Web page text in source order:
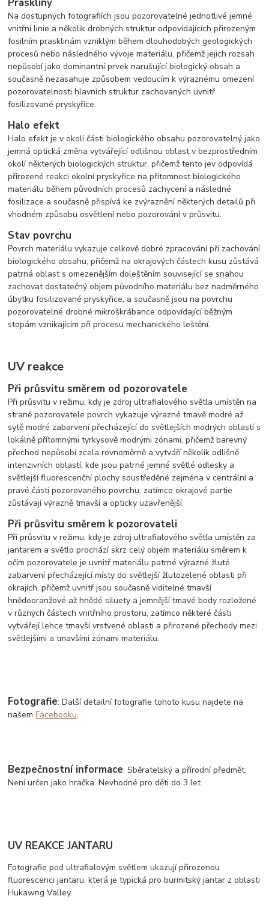
Na dostupných fotografiích jsou pozorovatelné jednotlivé jemné
vnitřní linie a několik drobných struktur odpovídajících přirozeným
fosilním prasklinám vzniklým během dlouhodobých geologických
procesů nebo následného vývoje materiálu, přičemž jejich rozsah
nepůsobí jako dominantní prvek narušující biologický obsah a
současně nezasahuje způsobem vedoucím k výraznému omezení
pozorovatelnosti hlavních struktur zachovaných uvnitř
fosilizované pryskyřice.
Halo efekt
Halo efekt je v okolí části biologického obsahu pozorovatelný jako
jemná optická změna vytvářející odlišnou oblast v bezprostředním
okolí některých biologických struktur, přičemž tento jev odpovídá
přirozené reakci okolní pryskyřice na přítomnost biologického
materiálu během původních procesů zachycení a následné
fosilizace a současně přispívá ke zvýraznění některých detailů při
vhodném způsobu osvětlení nebo pozorování v průsvitu.
Stav povrchu
Povrch materiálu vykazuje celkově dobré zpracování při zachování
biologického obsahu, přičemž na okrajových částech kusu zůstává
patrná oblast s omezenějším doleštěním související se snahou
zachovat dostatečný objem původního materiálu bez nadměrného
úbytku fosilizované pryskyřice, a současně jsou na povrchu
pozorovatelné drobné mikroškrábance odpovídající běžným
stopám vznikajícím při procesu mechanického leštění.
UV reakce
Při průsvitu směrem od pozorovatele
Při průsvitu v režimu, kdy je zdroj ultrafialového světla umístěn na
straně pozorovatele povrch vykazuje výrazné tmavě modré až
sytě modré zabarvení přecházející do světlejších modrých oblastí s
lokálně přítomnými tyrkysově modrými zónami, přičemž barevný
přechod nepůsobí zcela rovnoměrně a vytváří několik odlišně
intenzivních oblastí, kde jsou patrné jemné světlé odlesky a
světlejší fluorescenční plochy soustředěné zejména v centrální a
pravé části pozorovaného povrchu, zatímco okrajové partie
zůstávají výrazně tmavší a opticky uzavřenější.
Při průsvitu směrem k pozorovateli
Při průsvitu v režimu, kdy je zdroj ultrafialového světla umístěn za
jantarem a světlo prochází skrz celý objem materiálu směrem k
očím pozorovatele je uvnitř materiálu patrné výrazné žluté
zabarvení přecházející místy do světlejší žlutozelené oblasti při
okrajích, přičemž uvnitř jsou současně viditelné tmavší
hnědooranžové až hnědé siluety a jemnější tmavé body rozložené
v různých částech vnitřního prostoru, zatímco některé části
vytvářejí lehce tmavší vrstvené oblasti a přirozené přechody mezi
světlejšími a tmavšími zónami materiálu.
Fotografie: Další detailní fotografie tohoto kusu najdete na
našemFacebooku.
Bezpečnostní informace: Sběratelský a přírodní předmět.
Není určen jako hračka. Nevhodné pro děti do 3 let.
UV REAKCE JANTARU
Fotografie pod ultrafialovým světlem ukazují přirozenou
fluorescenci jantaru, která je typická pro burmitský jantar z oblasti
Hukawng Valley.